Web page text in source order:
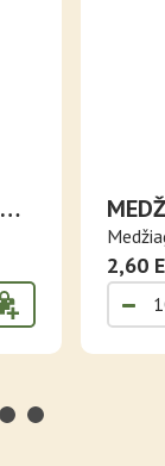
2,60